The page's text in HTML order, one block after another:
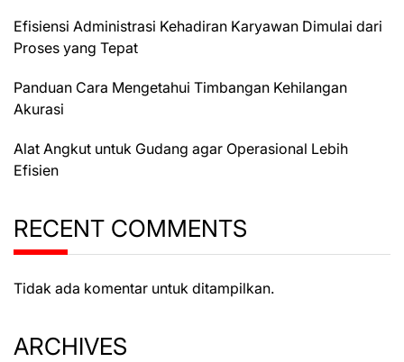
Efisiensi Administrasi Kehadiran Karyawan Dimulai dari
Proses yang Tepat
Panduan Cara Mengetahui Timbangan Kehilangan
Akurasi
Alat Angkut untuk Gudang agar Operasional Lebih
Efisien
RECENT COMMENTS
Tidak ada komentar untuk ditampilkan.
ARCHIVES